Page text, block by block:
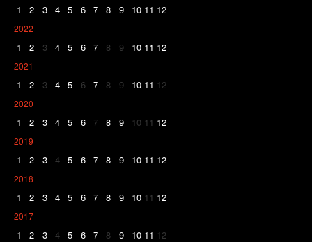
1 2 3 4 5 6 7 8 9 10 11 12
2022
1 2 3 4 5 6 7 8 9 10 11 12
2021
1 2 3 4 5 6 7 8 9 10 11 12
2020
1 2 3 4 5 6 7 8 9 10 11 12
2019
1 2 3 4 5 6 7 8 9 10 11 12
2018
1 2 3 4 5 6 7 8 9 10 11 12
2017
1 2 3 4 5 6 7 8 9 10 11 12